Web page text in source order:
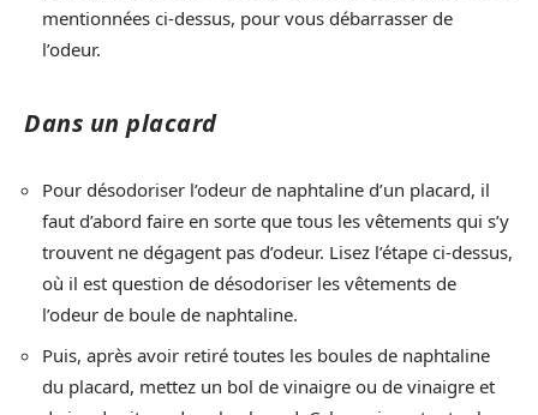
mentionnées ci-dessus, pour vous débarrasser de
l’odeur.
Dans un placard
Pour désodoriser l’odeur de naphtaline d’un placard, il
faut d’abord faire en sorte que tous les vêtements qui s’y
trouvent ne dégagent pas d’odeur. Lisez l’étape ci-dessus,
où il est question de désodoriser les vêtements de
l’odeur de boule de naphtaline.
Puis, après avoir retiré toutes les boules de naphtaline
du placard, mettez un bol de vinaigre ou de vinaigre et